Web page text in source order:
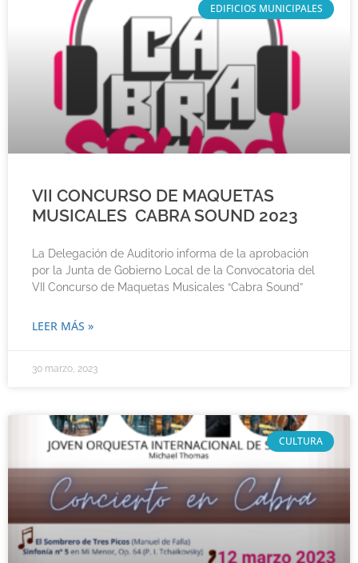
EDIFICIOS MUNICIPALES
VII CONCURSO DE MAQUETAS
MUSICALES CABRA SOUND 2023
La Delegación de Auditorio informa de la aprobación
por la Junta de Gobierno Local de la Convocatoria del
VII Concurso de Maquetas Musicales “Cabra Sound”
LEER MÁS »
30 marzo, 2023
CULTURA